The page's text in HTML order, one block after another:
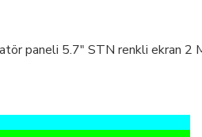
paneli 5.7" STN renkli ekran 2